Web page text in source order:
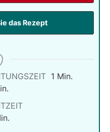
das Rezept
1minute
Min.